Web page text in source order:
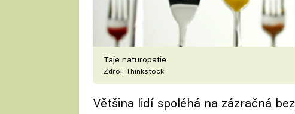
Taje naturopatie
Zdroj: Thinkstock
Většina lidí spoléhá na zázračná